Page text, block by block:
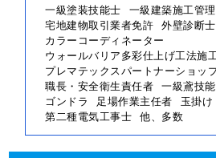
一級塗装技能士 一級建築施工管
宅地建物取引業者免許 外壁診断士
カラーコーディネーター
ウォールバリア多彩仕上げ工法施
プレマテックスパートナーショッ
職長・安全衛生責任者 一級鳶技
ゴンドラ
足場作業主任者 玉掛け
第二種電気工事士 他、多数